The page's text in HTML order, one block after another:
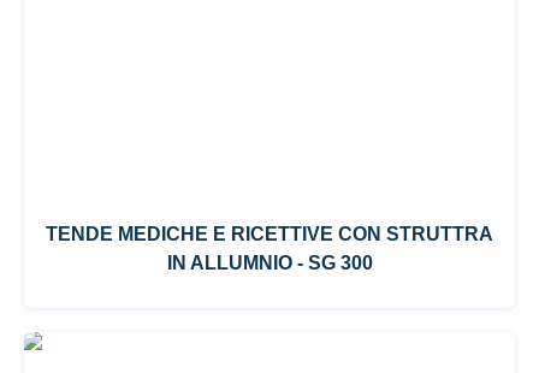
TENDE MEDICHE E RICETTIVE CON STRUTTRA
IN ALLUMNIO - SG 300